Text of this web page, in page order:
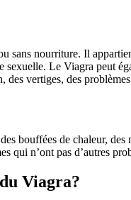
sans nourriture. Il
Le Viagra peut
vertiges, des
bouffées de chaleur,
qui n’ont pas d’autres
Viagra?